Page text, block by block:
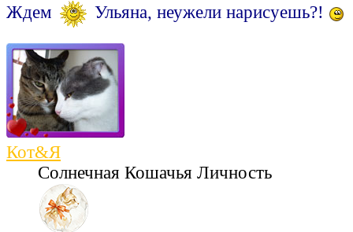
Ждем
Ульяна, неужели нарисуешь?!
Кот&Я
Солнечная Кошачья Личность